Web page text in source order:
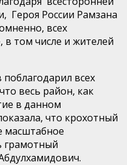
Героя России Рамзана
всех
в том числе и жителей
всех
весь район, как
в данном
что крохотный
масштабное
грамотный